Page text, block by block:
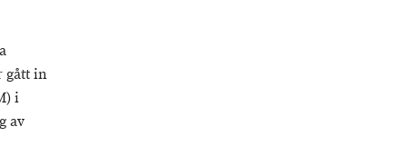
gått in
i
av